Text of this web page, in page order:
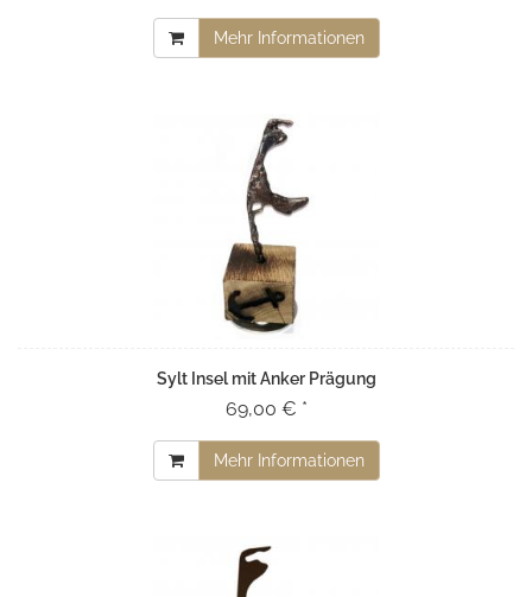
Mehr Informationen
Sylt Insel mit Anker Prägung
69,00 € *
Mehr Informationen